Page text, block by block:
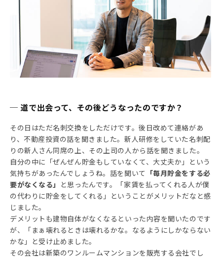
─ 道で出会って、その後どうなったのですか？
その日はただ名刺交換をしただけです。後日改めて連絡があ
り、不動産投資の話を聞きました。新人研修をしていた名刺配
りの新人さん同席の上、その上司の人から話を聞きました。
自分の中に「ぜんぜん貯金もしていなくて、大丈夫か」という
気持ちがあったんでしょうね。話を聞いて 「毎月貯金をする必
要がなくなる」
と思ったんです。「家賃を払ってくれる人が僕
の代わりに貯金をしてくれる」ということがメリットだなと感
じました。
デメリットも建物自体がなくなるといった内容を聞いたのです
が、「まぁ壊れるときは壊れるかな。なるようにしかならない
かな」と受け止めました。
その会社は新築のワンルームマンションを販売する会社でし